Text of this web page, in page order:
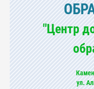
"Центр
ул.